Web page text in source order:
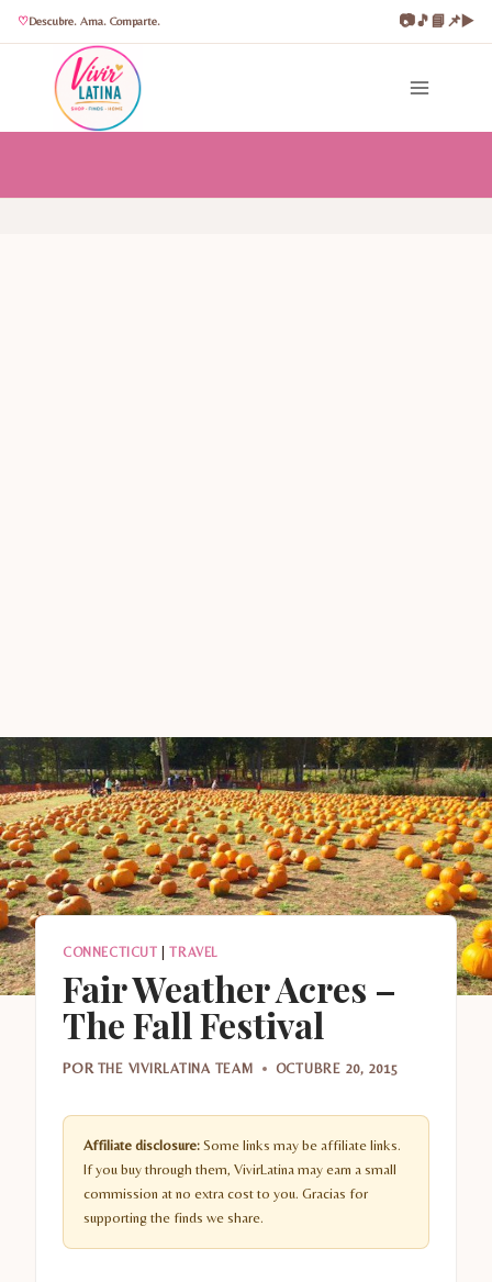
Descubre. Ama. Comparte. 📷🎵📘📌▶️
contenido
CONNECTICUT |TRAVEL
Fair Weather Acres –
The Fall Festival
POR THE VIVIRLATINA TEAM OCTUBRE 20, 2015
Affiliate disclosure: Some links may be affiliate links.
If you buy through them, VivirLatina may earn a small
commission at no extra cost to you. Gracias for
supporting the finds we share.